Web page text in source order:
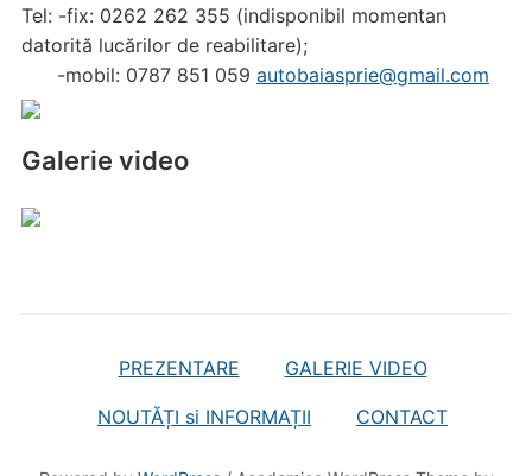
Tel: -fix: 0262 262 355 (indisponibil momentan
datorită lucărilor de reabilitare);
-mobil: 0787 851 059 autobaiasprie@gmail.com
Galerie video
PREZENTARE GALERIE VIDEO
NOUTĂȚI si INFORMAȚII CONTACT